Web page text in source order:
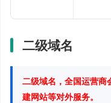
二级域名
二级域名，全国运营商
建网站等对外服务。